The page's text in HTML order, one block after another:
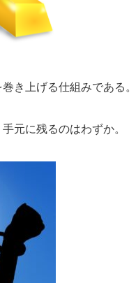
き上げる仕組みである。
元に残るのはわずか。